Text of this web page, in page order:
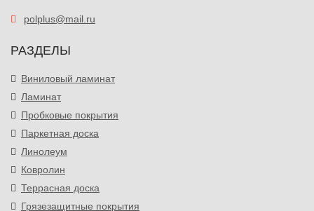
polplus@mail.ru
РАЗДЕЛЫ
Виниловый ламинат
Ламинат
Пробковые покрытия
Паркетная доска
Линолеум
Ковролин
Террасная доска
Грязезащитные покрытия